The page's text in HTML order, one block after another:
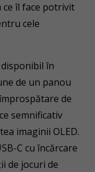
ce îl face potrivit
cele
disponibil în
de un panou
de
semnificativ
imaginii OLED.
C cu încărcare
de jocuri de